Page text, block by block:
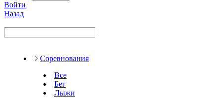
Войти
Назад
Соревнования
Все
Бег
Лыжи